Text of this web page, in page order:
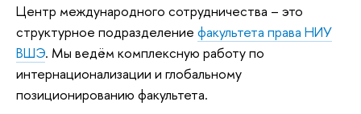
Центр международного сотрудничества – это
структурное подразделение факультета права НИУ
ВШЭ. Мы ведём комплексную работу по
интернационализации и глобальному
позиционированию факультета.